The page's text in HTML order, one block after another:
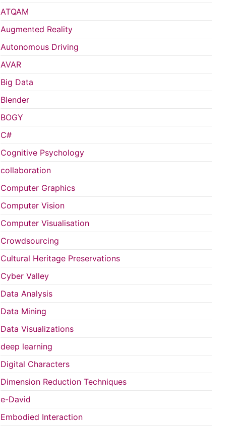
ATQAM
Augmented Reality
Autonomous Driving
AVAR
Big Data
Blender
BOGY
C#
Cognitive Psychology
collaboration
Computer Graphics
Computer Vision
Computer Visualisation
Crowdsourcing
Cultural Heritage Preservations
Cyber Valley
Data Analysis
Data Mining
Data Visualizations
deep learning
Digital Characters
Dimension Reduction Techniques
e-David
Embodied Interaction